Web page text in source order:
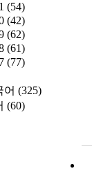
(54)
(42)
(62)
(61)
(77)
어 (325)
(60)